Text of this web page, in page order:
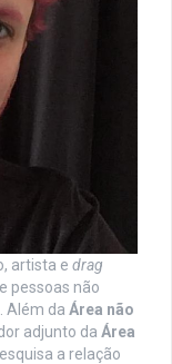
artista e drag
pessoas não
Além da Área não
adjunto da Área
a relação